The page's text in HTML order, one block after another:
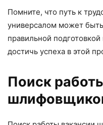
Помните, что путь к
универсалом может
правильной
достичь успеха в этой
Поиск